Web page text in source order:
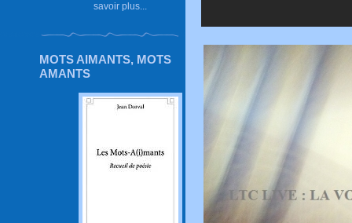
savoir plus...
MOTS AIMANTS, MOTS
AMANTS